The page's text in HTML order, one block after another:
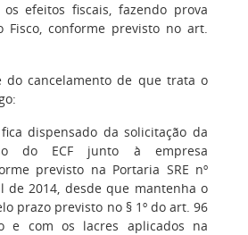
efeitos fiscais, fazendo prova
Fisco, conforme previsto no art.
do cancelamento de que trata o
dispensado da solicitação da
do ECF junto à empresa
previsto na Portaria SRE nº
de 2014, desde que mantenha o
prazo previsto no § 1º do art. 96
e com os lacres aplicados na